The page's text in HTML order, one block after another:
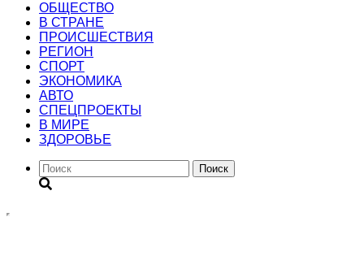
ОБЩЕСТВО
В СТРАНЕ
ПРОИСШЕСТВИЯ
РЕГИОН
CПОРТ
ЭКОНОМИКА
АВТО
СПЕЦПРОЕКТЫ
В МИРЕ
ЗДОРОВЬЕ
Поиск